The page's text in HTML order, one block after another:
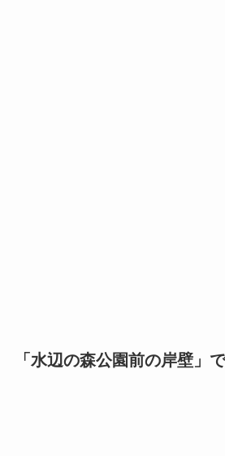
「水辺の森公園前の岸壁」